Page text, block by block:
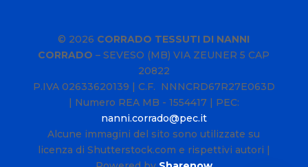
© 2026 CORRADO TESSUTI DI NANNI
CORRADO –SEVESO (MB) VIA ZEUNER 5 CAP
20822
P.IVA 02633620139 | C.F. NNNCRD67R27E063D
| Numero REA MB - 1554417 | PEC:
nanni.corrado@pec.it
Alcune immagini del sito sono utilizzate su
licenza di Shutterstock.com e rispettivi autori |